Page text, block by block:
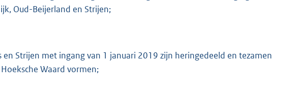
Oud-Beijerland en Strijen;
Strijen met ingang van 1 januari 2019 zijn heringedeeld en tezamen
Waard vormen;